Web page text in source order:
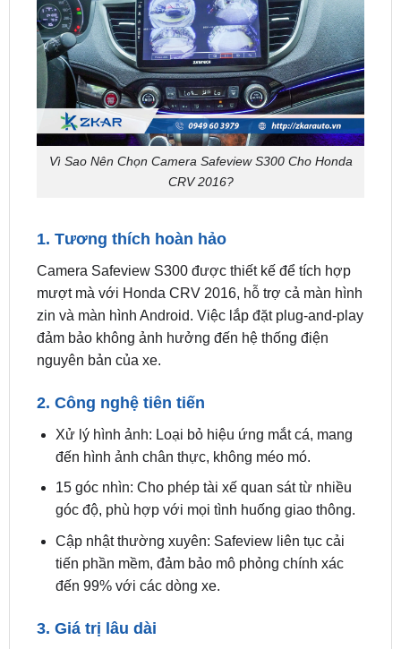
Vì Sao Nên Chọn Camera Safeview S300 Cho Honda
CRV 2016?
1. Tương thích hoàn hảo
mượt mà với Honda CRV 2016, hỗ trợ cả màn hình
zin và màn hình Android. Việc lắp đặt plug-and-play
đảm bảo không ảnh hưởng đến hệ thống điện
nguyên bản của xe.
2. Công nghệ tiên tiến
đến hình ảnh chân thực, không méo mó.
15 góc nhìn: Cho phép tài xế quan sát từ nhiều
góc độ, phù hợp với mọi tình huống giao thông.
Cập nhật thường xuyên: Safeview liên tục cải
tiến phần mềm, đảm bảo mô phỏng chính xác
đến 99% với các dòng xe.
3. Giá trị lâu dài
nhà sản xuất.